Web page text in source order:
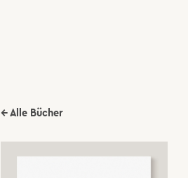
← Alle Bücher